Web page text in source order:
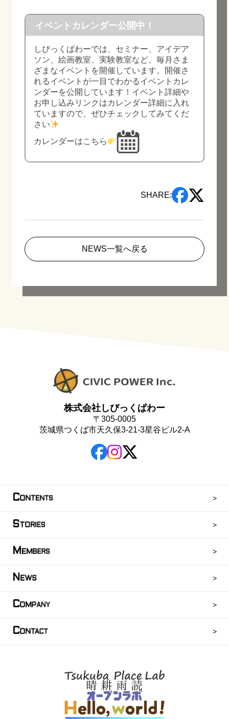
イベントカレンダー公開中！
しびっくぱわーでは、セミナー、アイデア
ソン、絵画教室、実験教室など、毎月さま
ざまなイベントを開催しています。開催さ
れるイベントが一目でわかるイベントカレ
ンダーを公開しています！イベント詳細や
お申し込みリンクはカレンダー詳細に入れ
ていますので、ぜひチェックしてみてくだ
さい
カレンダーはこちら
SHARE:
NEWS一覧へ戻る
株式会社しびっくぱわー
〒305-0005
茨城県つくば市天久保3-21-3星谷ビル2-A
CONTENTS
STORIES
M EMBERS
N EWS
COMPANY
CONTACT